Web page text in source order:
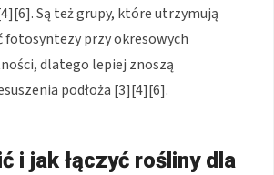
Są też grupy, które utrzymują
fotosyntezy przy okresowych
dlatego lepiej znoszą
podłoża [3][4][6].
i jak łączyć rośliny dla